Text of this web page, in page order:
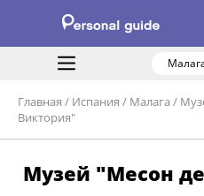
Главная / Испания / Малага /
Виктория"
Музей "Месон